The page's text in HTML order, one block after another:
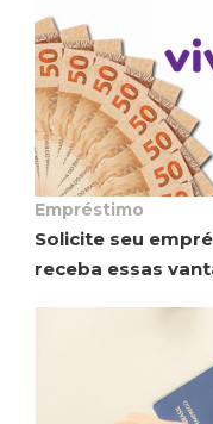
Empréstimo
Solicite seu
receba essas